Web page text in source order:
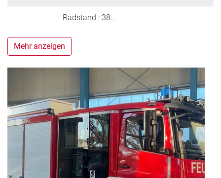
Radstand : 38…
Mehr anzeigen